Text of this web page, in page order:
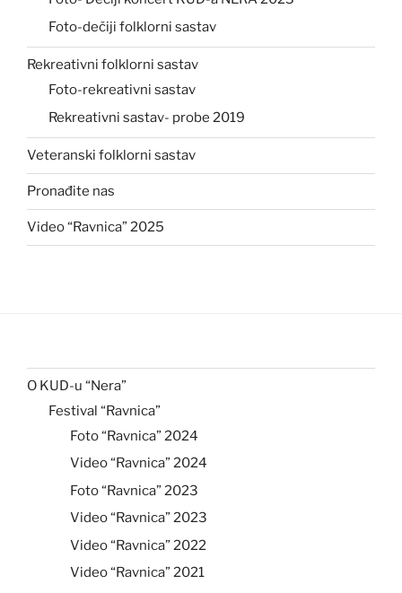
Foto-dečiji folklorni sastav
Rekreativni folklorni sastav
Foto-rekreativni sastav
Rekreativni sastav- probe 2019
Veteranski folklorni sastav
Pronađite nas
Video “Ravnica” 2025
O KUD-u “Nera”
Festival “Ravnica”
Foto “Ravnica” 2024
Video “Ravnica” 2024
Foto “Ravnica” 2023
Video “Ravnica” 2023
Video “Ravnica” 2022
Video “Ravnica” 2021